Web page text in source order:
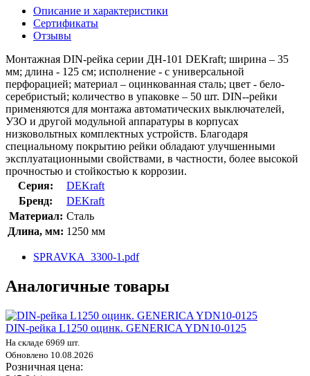
Описание и характеристики
Сертификаты
Отзывы
Монтажная DIN-рейка серии ДН-101 DEKraft; ширина – 35
мм; длина - 125 см; исполнение - с универсальной
перфорацией; материал – оцинкованная сталь; цвет - бело-
серебристый; количество в упаковке – 50 шт. DIN--рейки
применяются для монтажа автоматических выключателей,
УЗО и другой модульной аппаратуры в корпусах
низковольтных комплектных устройств. Благодаря
специальному покрытию рейки обладают улучшенными
эксплуатационными свойствами, в частности, более высокой
прочностью и стойкостью к коррозии.
Серия:
DEKraft
Бренд:
DEKraft
Материал: Сталь
Длина, мм: 1250 мм
SPRAVKA_3300-1.pdf
Аналогичные товары
DIN-рейка L1250 оцинк. GENERICA YDN10-0125
На складе 6969 шт.
Обновлено 10.08.2026
Розничная цена: